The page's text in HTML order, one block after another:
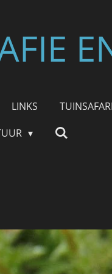
LINKS TUINSAFARI